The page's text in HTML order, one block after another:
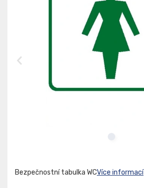
Bezpečnostní tabulka WCVíce informací